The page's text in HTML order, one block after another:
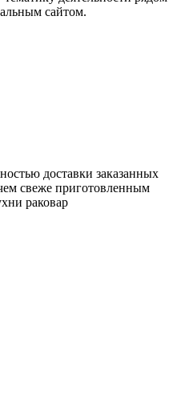
сайтом.
доставки заказанных
свеже приготовленным
раковар